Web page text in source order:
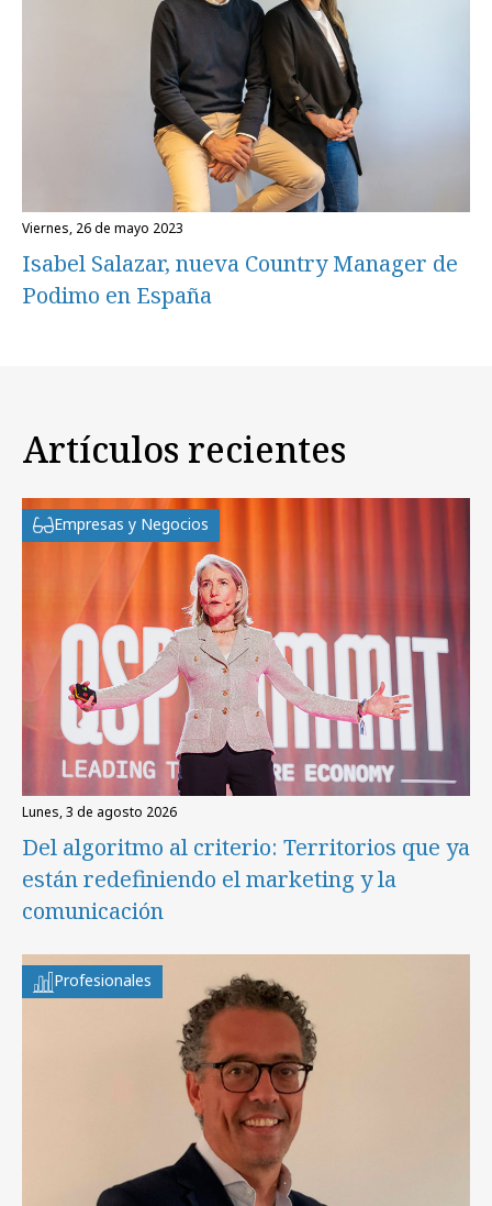
viernes, 26 de mayo 2023
Isabel Salazar, nueva Country Manager de
Podimo en España
Artículos recientes
Empresas y Negocios
lunes, 3 de agosto 2026
Del algoritmo al criterio: Territorios que ya
están redefiniendo el marketing y la
comunicación
Profesionales